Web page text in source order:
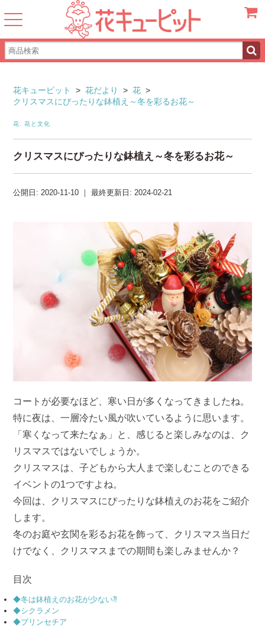
花キューピット > 花だより > 花 >
クリスマスにぴったりな鉢植え～冬を彩るお花～
花 ,花と文化
クリスマスにぴったりな鉢植え～冬を彩るお花～
公開日:2020-11-10 ｜最終更新日:2024-02-21
コートが必要なほど、寒い日が多くなってきましたね。
特に夜は、一層冷たい風が吹いているように思います。
「寒くなって来たなぁ」と、感じると楽しみなのは、ク
リスマスではないでしょうか。
クリスマスは、子どもから大人まで楽しむことのできる
イベントの1つですよね。
今回は、クリスマスにぴったりな鉢植えのお花をご紹介
します。
冬のお庭や玄関を彩るお花を飾って、クリスマス当日だ
けでなく、クリスマスまでの期間も楽しみませんか？
目次
◆冬は鉢植えのお花が少ない⁈
◆シクラメン
◆プリンセチア